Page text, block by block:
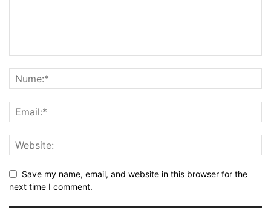
Save my name, email, and website in this browser for the
next time I comment.